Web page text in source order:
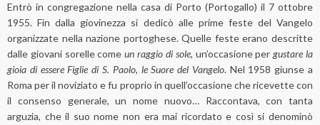
Entrò in congregazione nella casa di Porto (Portogallo) il 7 ottobre
1955. Fin dalla giovinezza si dedicò alle prime feste del Vangelo
organizzate nella nazione portoghese. Quelle feste erano descritte
dalle giovani sorelle comeun raggio di sole, un’occasione pergustare la
gioia di essere Figlie di S. Paolo, le Suore del Vangelo. Nel 1958 giunse a
Roma per il noviziato e fu proprio in quell’occasione che ricevette con
il consenso generale, un nome nuovo… Raccontava, con tanta
arguzia, che il suo nome non era mai ricordato e così si denominò